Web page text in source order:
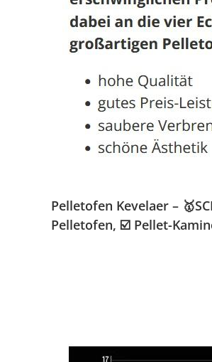
Pelletofen Kevelaer –
Pelletofen, ☑️ Pellet-